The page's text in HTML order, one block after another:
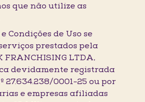
que não utilize as
Condições de Uso se
prestados pela
FRANCHISING LTDA,
devidamente registrada
27.634.238/0001-25 ou por
e empresas afiliadas